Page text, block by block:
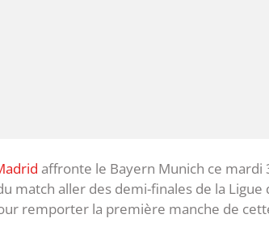
affronte le Bayern Munich ce mardi
match aller des demi-finales de la
remporter la première manche de